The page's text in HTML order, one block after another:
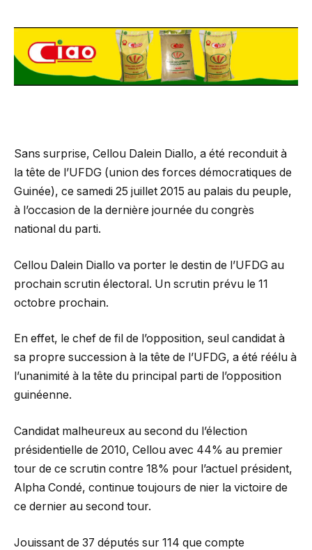
Sans surprise, Cellou Dalein Diallo, a été reconduit à
la tête de l’UFDG (union des forces démocratiques de
Guinée), ce samedi 25 juillet 2015 au palais du peuple,
à l’occasion de la dernière journée du congrès
national du parti.
Cellou Dalein Diallo va porter le destin de l’UFDG au
prochain scrutin électoral. Un scrutin prévu le 11
octobre prochain.
En effet, le chef de fil de l’opposition, seul candidat à
sa propre succession à la tête de l’UFDG, a été réélu à
l’unanimité à la tête du principal parti de l’opposition
guinéenne.
Candidat malheureux au second du l’élection
présidentielle de 2010, Cellou avec 44% au premier
tour de ce scrutin contre 18% pour l’actuel président,
Alpha Condé, continue toujours de nier la victoire de
ce dernier au second tour.
Jouissant de 37 députés sur 114 que compte